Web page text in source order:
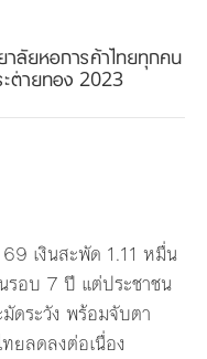
ลัยหอการค้าไทยทุกคน
ต่ายทอง 2023
เงินสะพัด 1.11 หมื่น
รอบ 7 ปี แต่ประชาชน
ดระวัง พร้อมจับตา
ยลดลงต่อเนื่อง